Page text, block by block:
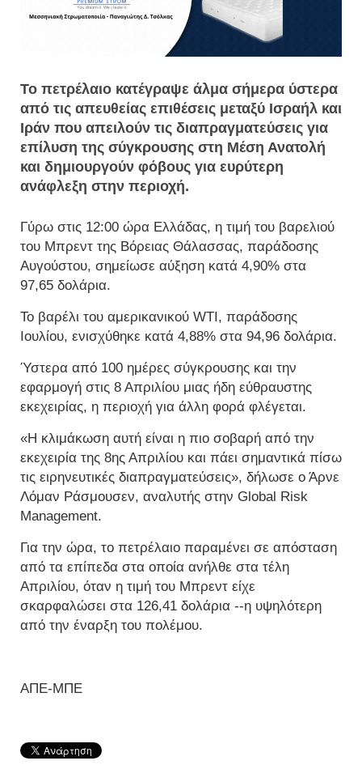
Το πετρέλαιο κατέγραψε άλμα σήμερα ύστερα
από τις απευθείας επιθέσεις μεταξύ Ισραήλ και
Ιράν που απειλούν τις διαπραγματεύσεις για
επίλυση της σύγκρουσης στη Μέση Ανατολή
και δημιουργούν φόβους για ευρύτερη
ανάφλεξη στην περιοχή.
Γύρω στις 12:00 ώρα Ελλάδας, η τιμή του βαρελιού
του Μπρεντ της Βόρειας Θάλασσας, παράδοσης
Αυγούστου, σημείωσε αύξηση κατά 4,90% στα
97,65 δολάρια.
Το βαρέλι του αμερικανικού WTI, παράδοσης
Ιουλίου, ενισχύθηκε κατά 4,88% στα 94,96 δολάρια.
Ύστερα από 100 ημέρες σύγκρουσης και την
εφαρμογή στις 8 Απριλίου μιας ήδη εύθραυστης
εκεχειρίας, η περιοχή για άλλη φορά φλέγεται.
«Η κλιμάκωση αυτή είναι η πιο σοβαρή από την
εκεχειρία της 8ης Απριλίου και πάει σημαντικά πίσω
τις ειρηνευτικές διαπραγματεύσεις», δήλωσε ο Άρνε
Λόμαν Ράσμουσεν, αναλυτής στην Global Risk
Management.
Για την ώρα, το πετρέλαιο παραμένει σε απόσταση
από τα επίπεδα στα οποία ανήλθε στα τέλη
Απριλίου, όταν η τιμή του Μπρεντ είχε
σκαρφαλώσει στα 126,41 δολάρια --η υψηλότερη
από την έναρξη του πολέμου.
ΑΠΕ-ΜΠΕ